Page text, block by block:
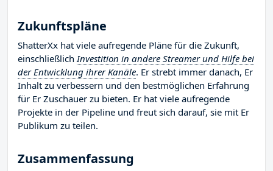
Zukunftspläne
ShatterXx hat viele aufregende Pläne für die Zukunft,
einschließlichInvestition in andere Streamer und Hilfe bei
der Entwicklung ihrer Kanäle. Er strebt immer danach, Er
Inhalt zu verbessern und den bestmöglichen Erfahrung
für Er Zuschauer zu bieten. Er hat viele aufregende
Projekte in der Pipeline und freut sich darauf, sie mit Er
Publikum zu teilen.
Zusammenfassung